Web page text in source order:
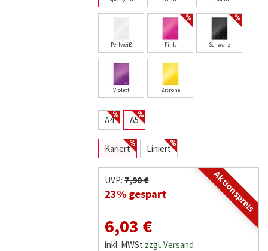
Perlweiß Pink Schwarz
Violett Zitrone
A4 A5
Kariert Liniert
Aktionspreis
UVP:7,90 €
23% gespart
6,03 €
inkl. MWSt zzgl. Versand